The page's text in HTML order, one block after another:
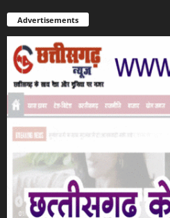
Advertisements